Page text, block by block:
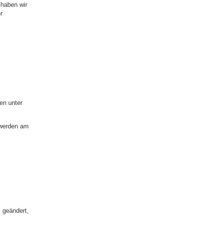
wir
unter
am